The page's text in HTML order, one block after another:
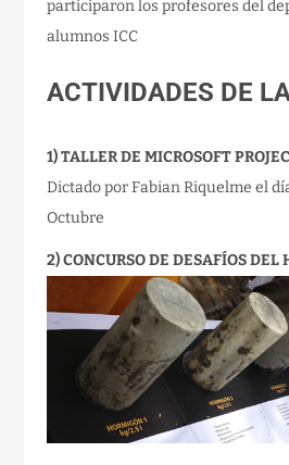
participaron los profesores del
alumnos ICC
ACTIVIDADES DE
1) TALLER DE MICROSOFT
Dictado por Fabian Riquelme el
Octubre
2) CONCURSO DE DESAFÍOS DEL